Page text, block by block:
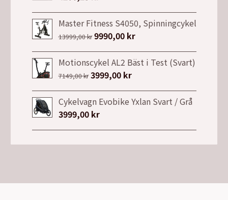
Master Fitness S4050, Spinningcykel
13999,00kr Det
ursprungliga
priset
var:
9990,00 krDet
nuvarande
priset
Motionscykel AL2 Bäst i Test (Svart)
7149,00kr Det
ursprungliga
priset
var:
3999,00 krDet
nuvarande
priset
Cykelvagn Evobike Yxlan Svart / Grå
3999,00 kr